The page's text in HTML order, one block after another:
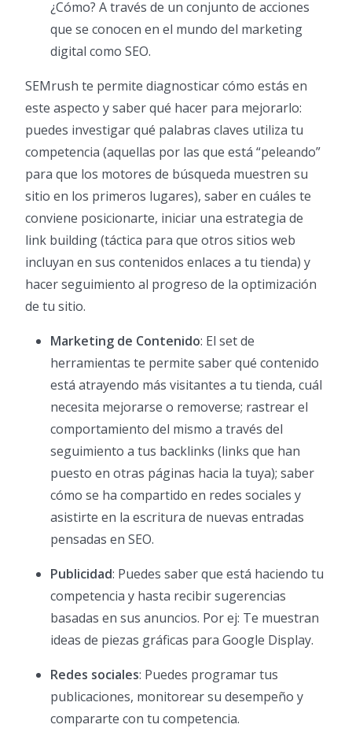
¿Cómo? A través de un conjunto de acciones
que se conocen en el mundo del marketing
digital como SEO.
SEMrush te permite diagnosticar cómo estás en
este aspecto y saber qué hacer para mejorarlo:
puedes investigar qué palabras claves utiliza tu
competencia (aquellas por las que está “peleando”
para que los motores de búsqueda muestren su
sitio en los primeros lugares), saber en cuáles te
conviene posicionarte, iniciar una estrategia de
link building (táctica para que otros sitios web
incluyan en sus contenidos enlaces a tu tienda) y
hacer seguimiento al progreso de la optimización
de tu sitio.
Marketing de Contenido: El set de
herramientas te permite saber qué contenido
está atrayendo más visitantes a tu tienda, cuál
necesita mejorarse o removerse; rastrear el
comportamiento del mismo a través del
seguimiento a tus backlinks (links que han
puesto en otras páginas hacia la tuya); saber
cómo se ha compartido en redes sociales y
asistirte en la escritura de nuevas entradas
pensadas en SEO.
Publicidad: Puedes saber que está haciendo tu
competencia y hasta recibir sugerencias
basadas en sus anuncios. Por ej: Te muestran
ideas de piezas gráficas para Google Display.
Redes sociales: Puedes programar tus
publicaciones, monitorear su desempeño y
compararte con tu competencia.